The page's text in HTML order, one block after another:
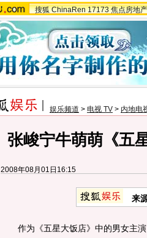
搜狐 ChinaRen 17173 焦点房地产
娱乐频道 > 电视 TV > 内地电
张峻宁牛萌萌《五
2008年08月01日16:15
来
作为《五星大饭店》中的男女主